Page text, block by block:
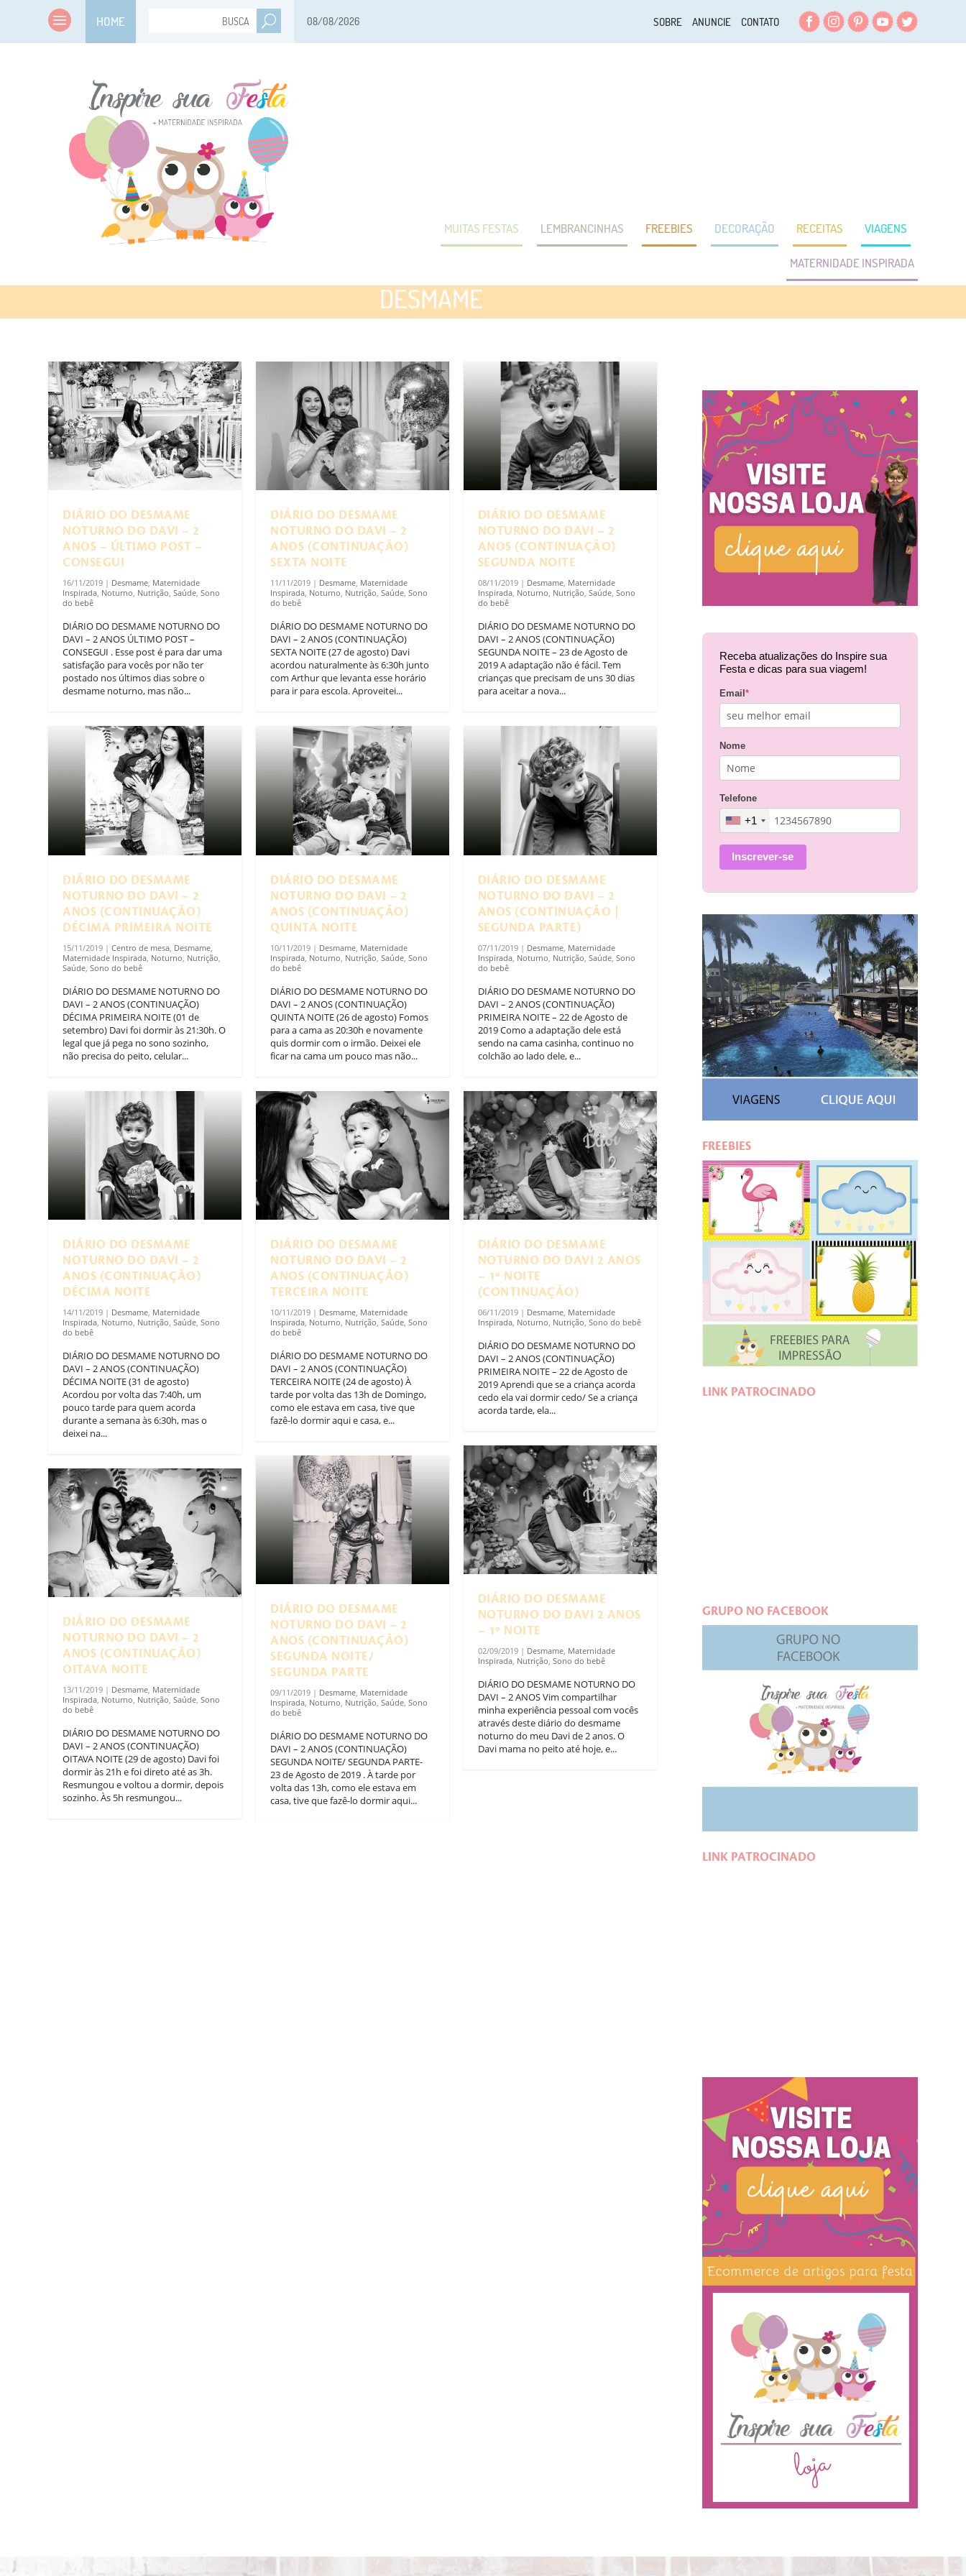
HOME 08/08/2026 FacebookInstagram
PinterestYouTube
Twitter
SOBRE ANUNCIE CONTATO
MUITAS FESTAS LEMBRANCINHAS FREEBIES DECORAÇÃO RECEITAS VIAGENS
MATERNIDADE INSPIRADA
DESMAME
DIÁRIO DO DESMAME
NOTURNO DO DAVI – 2
ANOS – ÚLTIMO POST –
CONSEGUI
16/11/2019 | Desmame, Maternidade
Inspirada, Noturno, Nutrição,Saúde,Sono
do bebê
DIÁRIO DO DESMAME NOTURNO DO
DAVI – 2 ANOS ÚLTIMO POST –
CONSEGUI . Esse post é para dar uma
satisfação para vocês por não ter
postado nos últimos dias sobre o
desmame noturno, mas não...
DIÁRIO DO DESMAME
NOTURNO DO DAVI – 2
ANOS (CONTINUAÇÃO)
DÉCIMA PRIMEIRA NOITE
15/11/2019 |Centro de mesa Desmame
Maternidade Inspirada Noturno Nutrição
Saúde ,Sono do bebê
DIÁRIO DO DESMAME NOTURNO DO
DAVI – 2 ANOS (CONTINUAÇÃO)
DÉCIMA PRIMEIRA NOITE (01 de
setembro) Davi foi dormir às 21:30h. O
legal que já pega no sono sozinho,
não precisa do peito, celular...
DIÁRIO DO DESMAME
NOTURNO DO DAVI – 2
ANOS (CONTINUAÇÃO)
DÉCIMA NOITE
14/11/2019 | Desmame Maternidade
Inspirada Noturno Nutrição ,Saúde ,Sono
do bebê
DIÁRIO DO DESMAME NOTURNO DO
DAVI – 2 ANOS (CONTINUAÇÃO)
DÉCIMA NOITE (31 de agosto)
Acordou por volta das 7:40h, um
pouco tarde para quem acorda
durante a semana às 6:30h, mas o
deixei na...
DIÁRIO DO DESMAME
NOTURNO DO DAVI – 2
ANOS (CONTINUAÇÃO)
OITAVA NOITE
13/11/2019 | Desmame, Maternidade
Inspirada, Noturno, Nutrição,Saúde,Sono
do bebê
DIÁRIO DO DESMAME NOTURNO DO
DAVI – 2 ANOS (CONTINUAÇÃO)
OITAVA NOITE (29 de agosto) Davi foi
dormir às 21h e foi direto até as 3h.
Resmungou e voltou a dormir, depois
sozinho. Às 5h resmungou...
DIÁRIO DO DESMAME
NOTURNO DO DAVI – 2
ANOS (CONTINUAÇÃO)
SEXTA NOITE
11/11/2019 | Desmame, Maternidade
Inspirada, Noturno, Nutrição,Saúde,Sono
do bebê
DIÁRIO DO DESMAME NOTURNO DO
DAVI – 2 ANOS (CONTINUAÇÃO)
SEXTA NOITE (27 de agosto) Davi
acordou naturalmente às 6:30h junto
com Arthur que levanta esse horário
para ir para escola. Aproveitei...
DIÁRIO DO DESMAME
NOTURNO DO DAVI – 2
ANOS (CONTINUAÇÃO)
QUINTA NOITE
10/11/2019 | Desmame Maternidade
Inspirada Noturno Nutrição ,Saúde ,Sono
do bebê
DIÁRIO DO DESMAME NOTURNO DO
DAVI – 2 ANOS (CONTINUAÇÃO)
QUINTA NOITE (26 de agosto) Fomos
para a cama as 20:30h e novamente
quis dormir com o irmão. Deixei ele
ficar na cama um pouco mas não...
DIÁRIO DO DESMAME
NOTURNO DO DAVI – 2
ANOS (CONTINUAÇÃO)
TERCEIRA NOITE
10/11/2019 | Desmame Maternidade
Inspirada Noturno Nutrição ,Saúde ,Sono
do bebê
DIÁRIO DO DESMAME NOTURNO DO
DAVI – 2 ANOS (CONTINUAÇÃO)
TERCEIRA NOITE (24 de agosto) À
tarde por volta das 13h de Domingo,
como ele estava em casa, tive que
fazê-lo dormir aqui e casa, e...
DIÁRIO DO DESMAME
NOTURNO DO DAVI – 2
ANOS (CONTINUAÇÃO)
SEGUNDA NOITE/
SEGUNDA PARTE
09/11/2019 | Desmame, Maternidade
Inspirada, Noturno, Nutrição,Saúde,Sono
do bebê
DIÁRIO DO DESMAME NOTURNO DO
DAVI – 2 ANOS (CONTINUAÇÃO)
SEGUNDA NOITE/ SEGUNDA PARTE-
23 de Agosto de 2019 . À tarde por
volta das 13h, como ele estava em
casa, tive que fazê-lo dormir aqui...
DIÁRIO DO DESMAME
NOTURNO DO DAVI – 2
ANOS (CONTINUAÇÃO)
SEGUNDA NOITE
08/11/2019| Desmame, Maternidade
Inspirada, Noturno, Nutrição, Saúde, Sono
do bebê
DIÁRIO DO DESMAME NOTURNO DO
DAVI – 2 ANOS (CONTINUAÇÃO)
SEGUNDA NOITE – 23 de Agosto de
2019 A adaptação não é fácil. Tem
crianças que precisam de uns 30 dias
para aceitar a nova...
DIÁRIO DO DESMAME
NOTURNO DO DAVI – 2
ANOS (CONTINUAÇÃO |
SEGUNDA PARTE)
07/11/2019| Desmame, Maternidade
Inspirada, Noturno Nutrição Saúde, Sono
do bebê
DIÁRIO DO DESMAME NOTURNO DO
DAVI – 2 ANOS (CONTINUAÇÃO)
PRIMEIRA NOITE – 22 de Agosto de
2019 Como a adaptação dele está
sendo na cama casinha, continuo no
colchão ao lado dele, e...
DIÁRIO DO DESMAME
NOTURNO DO DAVI 2 ANOS
– 1º NOITE
(CONTINUAÇÃO)
06/11/2019| Desmame, Maternidade
Inspirada, Noturno Nutrição Sono do bebê
DIÁRIO DO DESMAME NOTURNO DO
DAVI – 2 ANOS (CONTINUAÇÃO)
PRIMEIRA NOITE – 22 de Agosto de
2019 Aprendi que se a criança acorda
cedo ela vai dormir cedo/ Se a criança
acorda tarde, ela...
DIÁRIO DO DESMAME
NOTURNO DO DAVI 2 ANOS
– 1º NOITE
02/09/2019| Desmame, Maternidade
Inspirada, Nutrição, Sono do bebê
DIÁRIO DO DESMAME NOTURNO DO
DAVI – 2 ANOS Vim compartilhar
minha experiência pessoal com vocês
através deste diário do desmame
noturno do meu Davi de 2 anos. O
Davi mama no peito até hoje, e...
Receba atualizações do Inspire sua
Festa e dicas para sua viagem!
Email *
Nome
Telefone
+1
Inscrever-se
FREEBIES
LINK PATROCINADO
GRUPO NO FACEBOOK
LINK PATROCINADO